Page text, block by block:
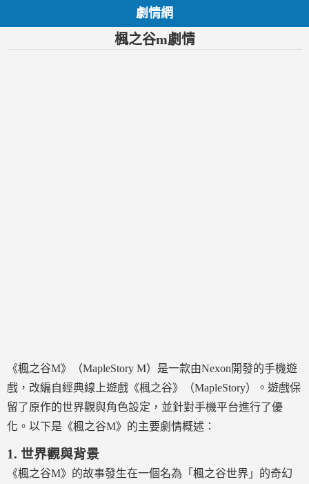
劇情網
楓之谷m劇情
《楓之谷M》（MapleStory M）是一款由Nexon開發的手機遊
戲，改編自經典線上遊戲《楓之谷》（MapleStory）。遊戲保
留了原作的世界觀與角色設定，並針對手機平台進行了優
化。以下是《楓之谷M》的主要劇情概述：
1. 世界觀與背景
《楓之谷M》的故事發生在一個名為「楓之谷世界」的奇幻